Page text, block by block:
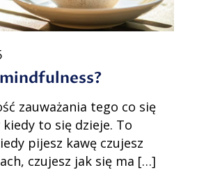
zauważania tego co się
to się dzieje. To
pijesz kawę czujesz
czujesz jak się ma […]